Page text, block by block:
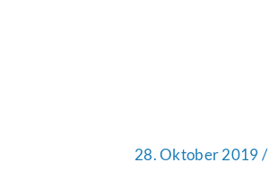
28. Oktober 2019 /